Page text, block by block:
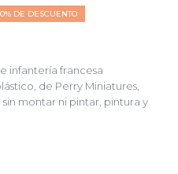
DE DESCUENTO
infantería francesa
de Perry Miniatures,
sin montar ni pintar, pintura y